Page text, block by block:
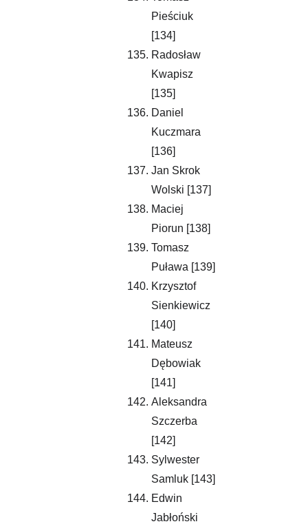
Pieściuk
[134]
Radosław
Kwapisz
[135]
Daniel
Kuczmara
[136]
Jan Skrok
Wolski [137]
Maciej
Piorun [138]
Tomasz
Puława [139]
Krzysztof
Sienkiewicz
[140]
Mateusz
Dębowiak
[141]
Aleksandra
Szczerba
[142]
Sylwester
Samluk [143]
Edwin
Jabłoński